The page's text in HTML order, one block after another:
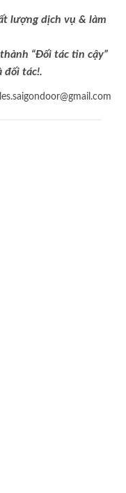
lượng dịch vụ & làm
“Đối tác tin cậy”
đối tác!.